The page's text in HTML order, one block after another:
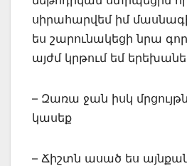
սիրահարվեմ իմ
ես շարունակեցի նրա
այժմ կրթում եմ
– Զառա ջան իսկ
կասեք
– Ճիշտն ասած ես այնքան